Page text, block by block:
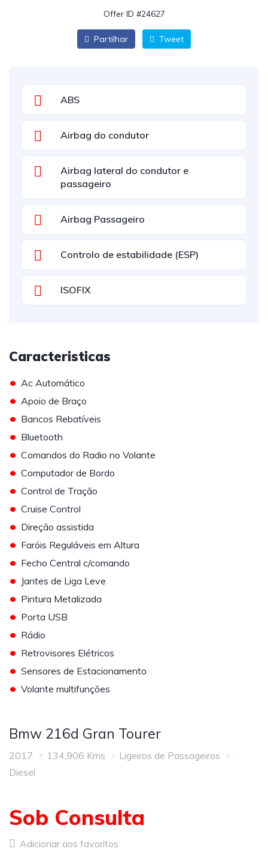
Offer ID #24627
Partilhar Tweet
ABS
Airbag do condutor
Airbag lateral do condutor e
passageiro
Airbag Passageiro
Controlo de estabilidade (ESP)
ISOFIX
Caracteristicas
• Ac Automático
• Apoio de Braço
• Bancos Rebatíveis
• Bluetooth
• Comandos do Radio no Volante
• Computador de Bordo
• Control de Tração
• Cruise Control
• Direção assistida
• Faróis Reguláveis em Altura
• Fecho Central c/comando
• Jantes de Liga Leve
• Pintura Metalizada
• Porta USB
• Rádio
• Retrovisores Elétricos
• Sensores de Estacionamento
• Volante multifunções
Bmw 216d Gran Tourer
2017 134,906 Kms
Ligeiros de Passageiros
Diesel
Sob Consulta
Adicionar aos favoritos